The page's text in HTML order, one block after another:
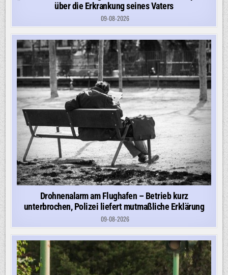
über die Erkrankung seines Vaters
09-08-2026
Drohnenalarm am Flughafen – Betrieb kurz
unterbrochen, Polizei liefert mutmaßliche Erklärung
09-08-2026